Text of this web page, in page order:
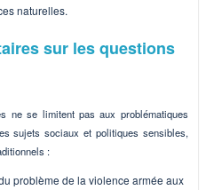
naturelles.
sur les questions
ne se limitent pas aux problématiques
sujets sociaux et politiques sensibles,
:
problème de la violence armée aux